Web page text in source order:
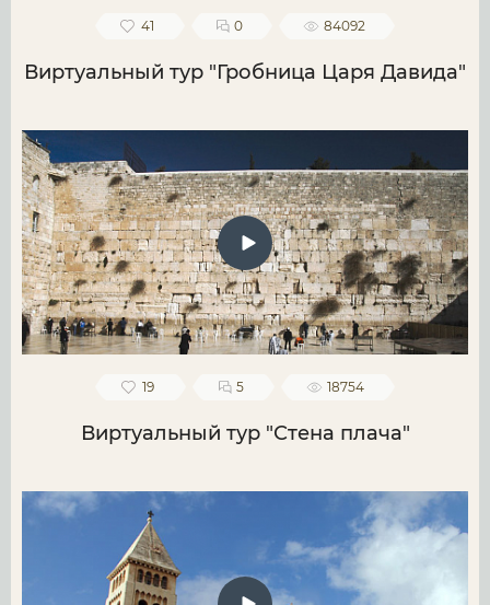
41 0 84092
Виртуальный тур "Гробница Царя Давида"
19 5 18754
Виртуальный тур "Стена плача"